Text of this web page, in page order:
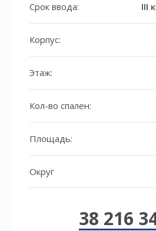
Срок ввода: III
Корпус:
Этаж:
Кол-во спален:
Площадь:
Округ
38 216